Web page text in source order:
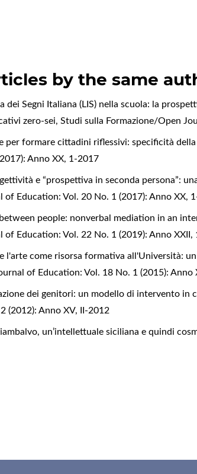
by the same
dei Segni Italiana (LIS) nella scuola: la
zero-sei,Studi sulla Formazione/Open
per formare cittadini riflessivi: specificità
Anno XX, 1-2017
e “prospettiva in seconda persona”:
of Education: Vol. 20 No. 1 (2017): Anno XX,
people: nonverbal mediation in an
of Education: Vol. 22 No. 1 (2019): Anno XXII,
e l'arte come risorsa formativa all'Università:
of Education: Vol. 18 No. 1 (2015): Anno
dei genitori: un modello di intervento in
(2012): Anno XV, II-2012
un’intellettuale siciliana e quindi